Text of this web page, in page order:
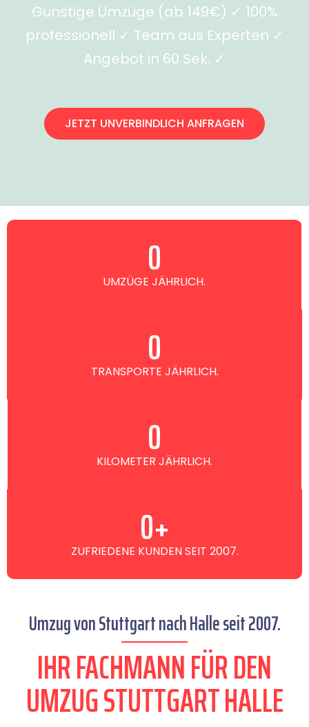
Günstige Umzüge (ab 149€) ✓ 100%
professionell ✓ Team aus Experten ✓
Angebot in 60 Sek. ✓
JETZT UNVERBINDLICH ANFRAGEN
UMZÜGE JÄHRLICH.
0
TRANSPORTE JÄHRLICH.
0
KILOMETER JÄHRLICH.
0
ZUFRIEDENE KUNDEN SEIT 2007.
0+
Umzug von Stuttgart nach Halle seit 2007.
IHR FACHMANN FÜR DEN
UMZUG STUTTGART HALLE